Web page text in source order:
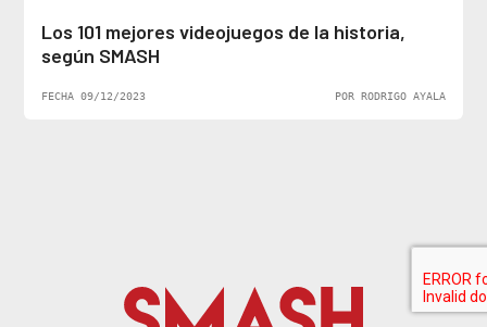
Los 101 mejores videojuegos de la historia,
según SMASH
FECHA 09/12/2023 POR RODRIGO AYALA